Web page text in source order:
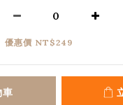
優惠價 NT$249
車